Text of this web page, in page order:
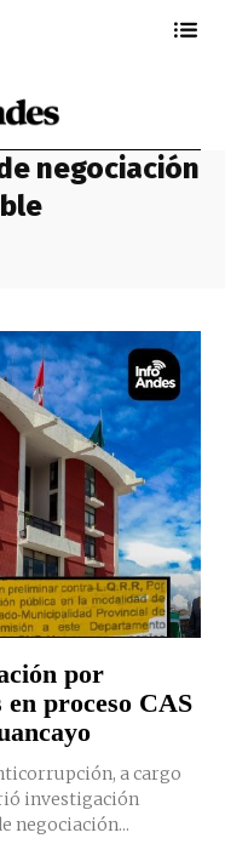
negociación
por
proceso CAS
a cargo
investigación
negociación...